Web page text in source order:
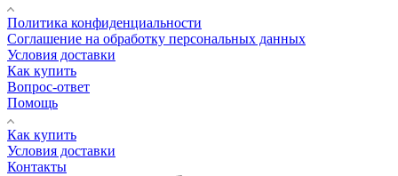
Политика конфиденциальности
Соглашение на обработку персональных данных
Условия доставки
Как купить
Вопрос-ответ
Помощь
Как купить
Условия доставки
Контакты